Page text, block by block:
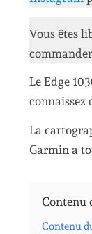
Vous êtes
Le Edge
connaissez
La
Garmin a
Contenu
Contenu